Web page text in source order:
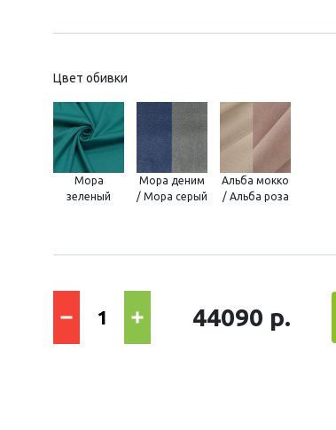
Цвет обивки
Мора
зеленый
Мора деним
/ Мора серый
Альба мокко
/ Альба роза
44090 р.